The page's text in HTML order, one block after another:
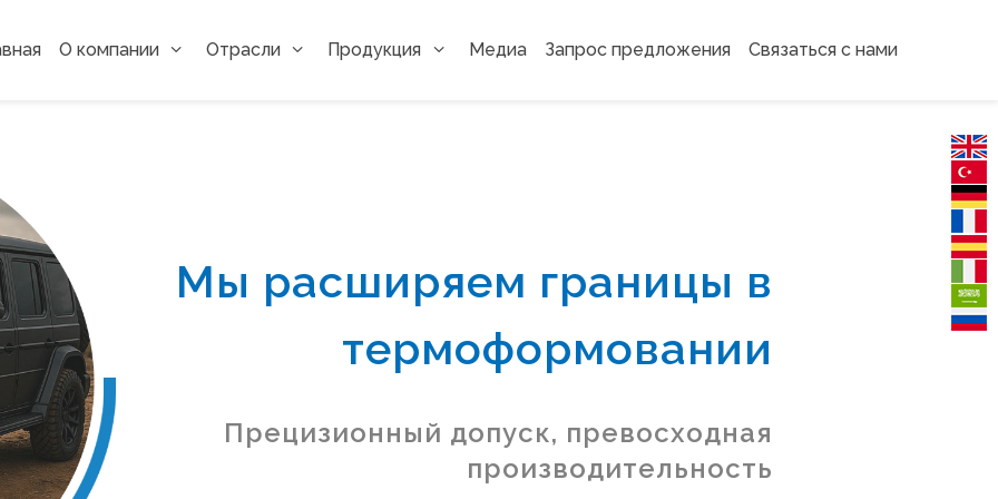
О компании Отрасли Продукция Медиа Запрос предложения Связаться с нами
Мы расширяем границы в
термоформовании
Прецизионный допуск, превосходная
производительность